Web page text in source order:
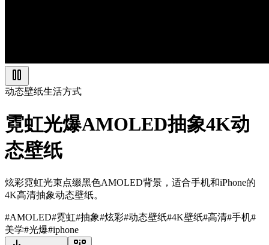
动态壁纸生活方式
霓虹光爆AMOLED抽象4K动
态壁纸
炫彩霓虹光束点缀黑色AMOLED背景，适合手机和iPhone的
4K高清抽象动态壁纸。
#AMOLED#霓虹#抽象#炫彩#动态壁纸#4K壁纸#高清#手机#
美学#光爆#iphone